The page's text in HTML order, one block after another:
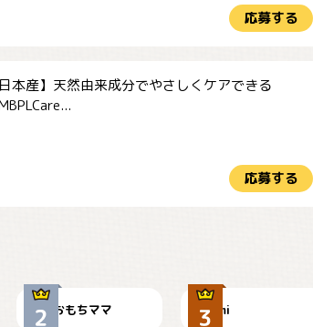
応募する
日本産】天然由来成分でやさしくケアできる
MBPLCare...
応募する
おもちママ mi